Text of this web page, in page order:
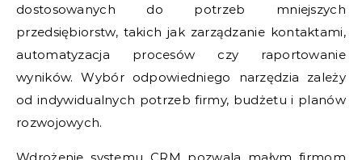
dostosowanych do potrzeb mniejszych
przedsiębiorstw, takich jak zarządzanie kontaktami,
automatyzacja procesów czy raportowanie
wyników. Wybór odpowiedniego narzędzia zależy
od indywidualnych potrzeb firmy, budżetu i planów
rozwojowych.